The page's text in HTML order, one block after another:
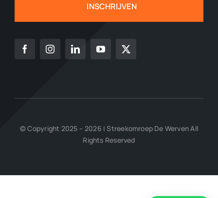
INSCHRIJVEN
© Copyright 2025 – 2026 | Streekomroep De Werven All
Rights Reserved